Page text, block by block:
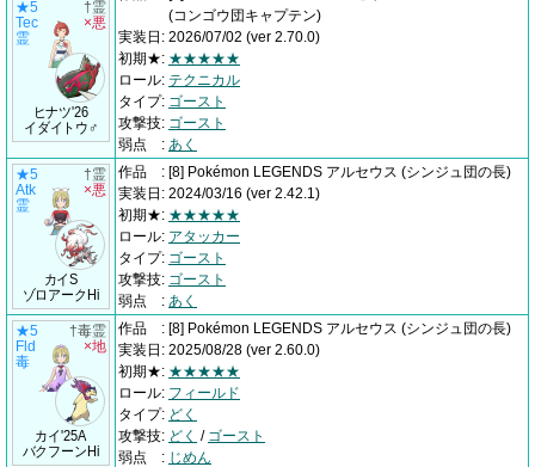
★5
Tec
霊
ヒナツ'26
イダイトウ♂
†霊
×悪
(コンゴウ団キャプテン)
実装日 : 2026/07/02 (ver 2.70.0)
初期★: ★★★★★
ロール: テクニカル
タイプ: ゴースト
攻撃技: ゴースト
弱点
: あく
★5
Atk
霊
カイS
ゾロアークHi
†霊
×悪
作品 : [8] Pokémon LEGENDS アルセウス (シンジュ団の長)
実装日 : 2024/03/16 (ver 2.42.1)
初期★: ★★★★★
ロール: アタッカー
タイプ: ゴースト
攻撃技: ゴースト
弱点
: あく
★5
Fld
毒
カイ'25A
バクフーンHi
†毒霊
×地
作品 : [8] Pokémon LEGENDS アルセウス (シンジュ団の長)
実装日 : 2025/08/28 (ver 2.60.0)
初期★: ★★★★★
ロール: フィールド
タイプ: どく
攻撃技: どく / ゴースト
弱点
: じめん